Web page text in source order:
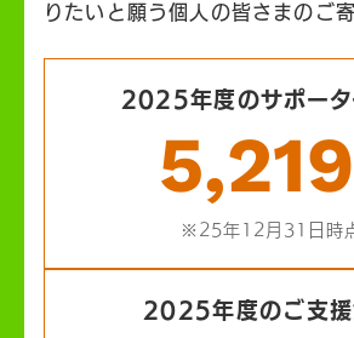
りたいと願う個人の皆さまのご寄
2025年度のサポータ
5,219
※25年12月31日時
2025年度のご支援